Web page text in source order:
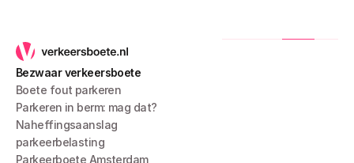
Bezwaar verkeersboete
Boete fout parkeren
Parkeren in berm: mag dat?
Naheffingsaanslag
parkeerbelasting
Parkeerboete Amsterdam